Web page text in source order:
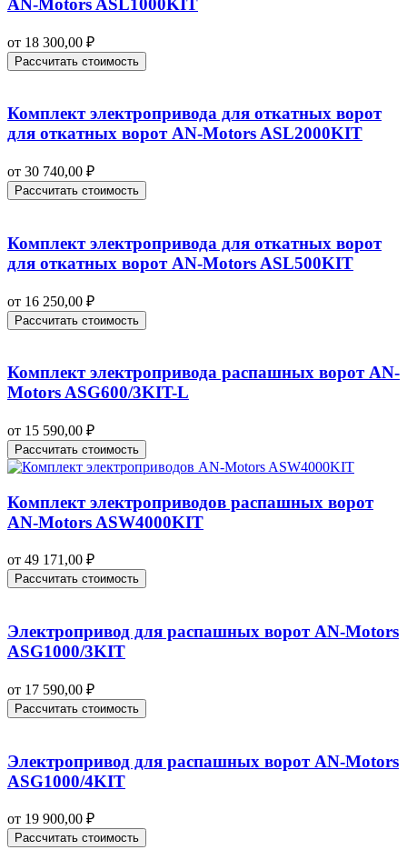
AN-Motors ASL1000KIT
от 18 300,00 ₽
Рассчитать стоимость
Комплект электропривода для откатных ворот
для откатных ворот AN-Motors ASL2000KIT
от 30 740,00 ₽
Рассчитать стоимость
Комплект электропривода для откатных ворот
для откатных ворот AN-Motors ASL500KIT
от 16 250,00 ₽
Рассчитать стоимость
Комплект электропривода распашных ворот AN-
Motors ASG600/3KIT-L
от 15 590,00 ₽
Рассчитать стоимость
Комплект электроприводов распашных ворот
AN-Motors ASW4000KIT
от 49 171,00 ₽
Рассчитать стоимость
Электропривод для распашных ворот AN-Motors
ASG1000/3KIT
от 17 590,00 ₽
Рассчитать стоимость
Электропривод для распашных ворот AN-Motors
ASG1000/4KIT
от 19 900,00 ₽
Рассчитать стоимость